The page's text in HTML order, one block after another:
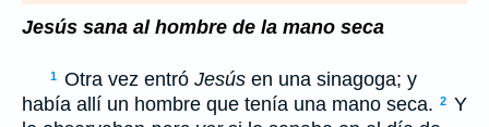
Jesús sana al hombre de la mano seca
1 Otra vez entró Jesús en una sinagoga; y
había allí un hombre que tenía una mano seca. 2 Y